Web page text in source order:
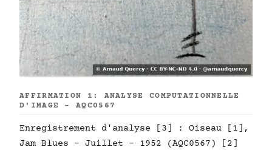
AFFIRMATION 1: ANALYSE COMPUTATIONNELLE
D'IMAGE - AQC0567
Enregistrement d'analyse [3] : Oiseau [1],
Jam Blues - Juillet - 1952 (AQC0567) [2]